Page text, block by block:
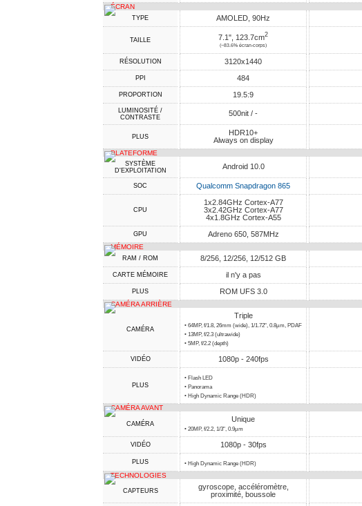
ÉCRAN
TYPE AMOLED, 90Hz
TAILLE 7.1", 123.7cm2
(~83.6% écran-corps)
RÉSOLUTION 3120x1440
PPI 484
PROPORTION 19.5:9
LUMINOSITÉ /
CONTRASTE
500nit / -
PLUS
HDR10+
Always on display
PLATEFORME
SYSTÈME
D'EXPLOITATION
Android 10.0
SOC Qualcomm Snapdragon 865
CPU
1x2.84GHz Cortex-A77
3x2.42GHz Cortex-A77
4x1.8GHz Cortex-A55
GPU Adreno 650, 587MHz
MÉMOIRE
RAM / ROM 8/256, 12/256, 12/512 GB
CARTE MÉMOIRE il n'y a pas
PLUS ROM UFS 3.0
CAMÉRA ARRIÈRE
CAMÉRA
Triple
• 64MP, f/1.8, 26mm (wide), 1/1.72", 0.8µm, PDAF
• 13MP, f/2.3 (ultrawide)
• 5MP, f/2.2 (depth)
VIDÉO 1080p - 240fps
PLUS
• Flash LED
• Panorama
• High Dynamic Range (HDR)
CAMÉRA AVANT
CAMÉRA
Unique
• 20MP, f/2.2, 1/3", 0.9µm
VIDÉO 1080p - 30fps
PLUS • High Dynamic Range (HDR)
TECHNOLOGIES
CAPTEURS
gyroscope, accéléromètre,
proximité, boussole